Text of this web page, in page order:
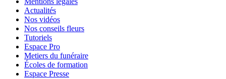
Actualités
Nos vidéos
Nos conseils fleurs
Tutoriels
Espace Pro
Metiers du funéraire
Écoles de formation
Espace Presse